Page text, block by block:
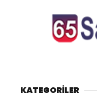
KATEGORİLER